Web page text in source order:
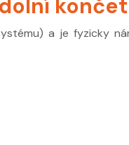
a je fyzicky